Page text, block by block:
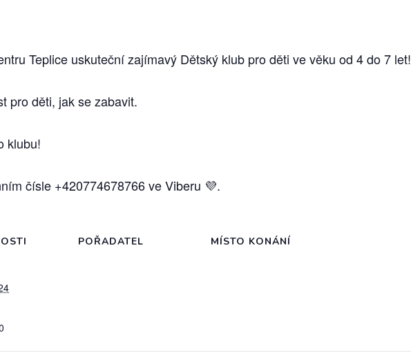
Teplice uskuteční zajímavý Dětský klub pro děti ve věku od 4 do 7 let!
pro děti, jak se zabavit.
klubu!
čísle +420774678766 ve Viberu 💜.
POŘADATEL MÍSTO KONÁNÍ